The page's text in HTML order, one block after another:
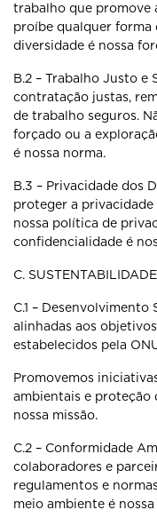
trabalho que promove
proíbe qualquer forma
diversidade é nossa
B.2 – Trabalho Justo e
contratação justas,
de trabalho seguros.
forçado ou a
é nossa norma.
B.3 – Privacidade dos
proteger a privacidade
nossa política de
confidencialidade é
C.
C.1 –
alinhadas aos
estabelecidos pela
Promovemos
ambientais e proteção
nossa missão.
C.2 – Conformidade
colaboradores e
regulamentos e
meio ambiente é